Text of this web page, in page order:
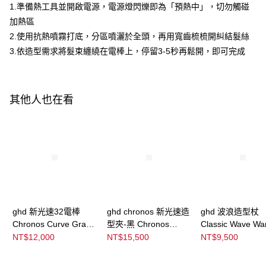
後付繳納相關費用。
※ 交易是否成功請以「AFTEE先享後付 」之結帳頁面顯示為準，若有關於
是否繳費成功／繳費後需取消欲退款等相關疑問，請聯繫「AFTEE先享後付
客戶支援中心」https://netprotections.freshdesk.com/support/home
２．關於個人資料處理事宜，請瀏覽以下網址：
1.準備熱工具並開啟電源，電源燈閃爍即為「預熱中」，切勿觸碰
加熱區
2.使用抗熱噴霧打底，分區噴灑於全頭，再用寬齒梳梳開糾結髮絲
3.依造型需求將髮束纏繞在電棒上，停留3-5秒再鬆開，即可完成
其他人也在看
ghd 新光速32電棒
Chronos Curve Grand
Tong
NT$12,000
ghd chronos 新光速造
型夾-黑 Chronos
Black
NT$15,500
ghd 波浪造型杖
Classic Wave
NT$9,500